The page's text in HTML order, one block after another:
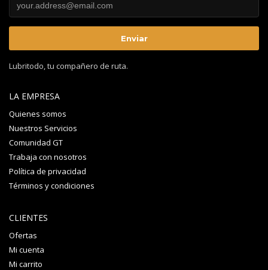
Lubritodo, tu compañero de ruta.
LA EMPRESA
Quienes somos
Nuestros Servicios
Comunidad GT
Trabaja con nosotros
Política de privacidad
Términos y condiciones
CLIENTES
Ofertas
Mi cuenta
Mi carrito